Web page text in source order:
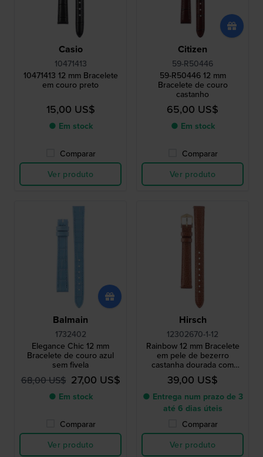
Casio
10471413
10471413 12 mm Bracelete
em couro preto
15,00 US$
● Em stock
Comparar
Ver produto
Citizen
59-R50446
59-R50446 12 mm
Bracelete de couro
castanho
65,00 US$
● Em stock
Comparar
Ver produto
Balmain
1732402
Elegance Chic 12 mm
Bracelete de couro azul
sem fivela
68,00 US$ 27,00 US$
● Em stock
Comparar
Ver produto
Hirsch
12302670-1-12
Rainbow 12 mm Bracelete
em pele de bezerro
castanha dourada com
aspeto de lagarto
39,00 US$
● Entrega num prazo de 3
até 6 dias úteis
Comparar
Ver produto